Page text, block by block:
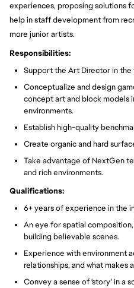
experiences, proposing solutions
help in staff development from
more junior artists.
Responsibilities:
Support the Art Director in the
Conceptualize and design
concept art and block models
environments.
Establish high-quality
Create organic and hard
Take advantage of NextGen
and rich environments.
Qualifications:
6+ years of experience in the
An eye for spatial
building believable scenes.
Experience with environment
relationships, and what makes
Convey a sense of 'story' in a